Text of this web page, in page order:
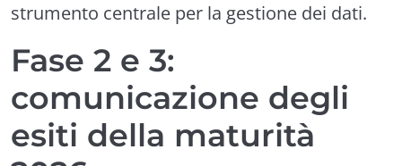
strumento centrale per la gestione dei dati.
Fase 2 e 3:
comunicazione degli
esiti della maturità